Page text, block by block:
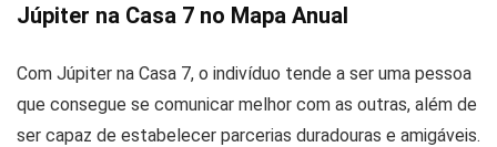
Júpiter na Casa 7 no Mapa Anual
Com Júpiter na Casa 7, o indivíduo tende a ser uma pessoa
que consegue se comunicar melhor com as outras, além de
ser capaz de estabelecer parcerias duradouras e amigáveis.